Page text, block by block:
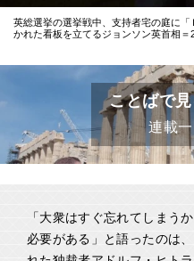
英総選挙の選挙戦中、支持者宅の庭に
かれた看板を立てるジョンソン英首相＝
ことばで
連載
「大衆はすぐ忘れてしまう
必要がある」と語ったのは